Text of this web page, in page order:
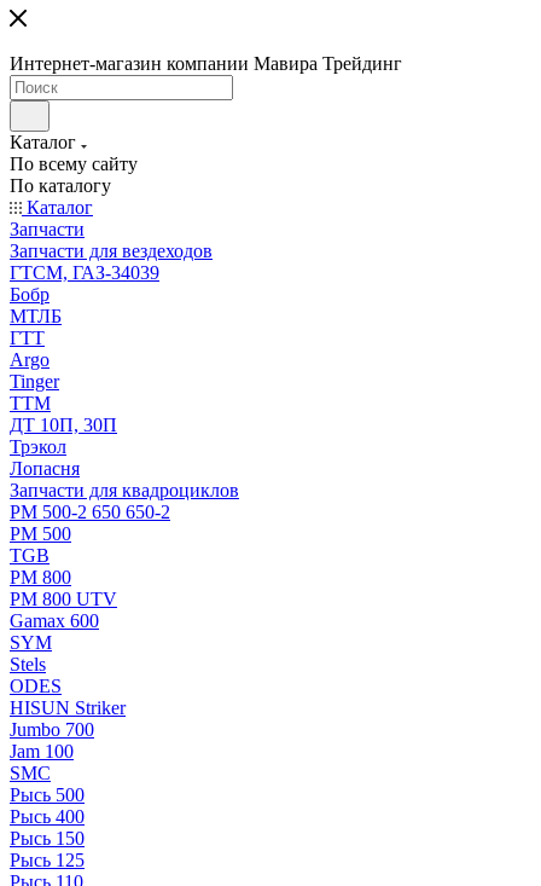
Интернет-магазин компании Мавира Трейдинг
Каталог
По всему сайту
По каталогу
Каталог
Запчасти
Запчасти для вездеходов
ГТСМ, ГАЗ-34039
Бобр
МТЛБ
ГТТ
Argo
Tinger
ТТМ
ДТ 10П, 30П
Трэкол
Лопасня
Запчасти для квадроциклов
РМ 500-2 650 650-2
РМ 500
TGB
РМ 800
РМ 800 UTV
Gamax 600
SYM
Stels
ОDЕS
HISUN Striker
Jumbo 700
Jam 100
SMC
Рысь 500
Рысь 400
Рысь 150
Рысь 125
Рысь 110